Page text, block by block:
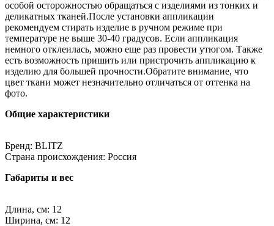
особой осторожностью обращаться с изделиями из тонких и
деликатных тканей.После установки аппликации
рекомендуем стирать изделие в ручном режиме при
температуре не выше 30-40 градусов. Если аппликация
немного отклеилась, можно еще раз провести утюгом. Также
есть возможность пришить или пристрочить аппликацию к
изделию для большей прочности.Обратите внимание, что
цвет ткани может незначительно отличаться от оттенка на
фото.
Общие характеристики
Бренд: BLITZ
Страна происхождения: Россия
Габариты и вес
Длина, см: 12
Ширина, см: 12